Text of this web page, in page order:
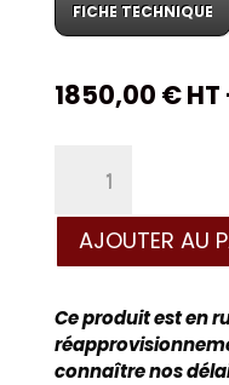
FICHE TECHNIQUE
1850,00 €HT
Cardiac
science
Powerheart
semi-
automatique
AJOUTER AU
Ce produit est en
connaître nos